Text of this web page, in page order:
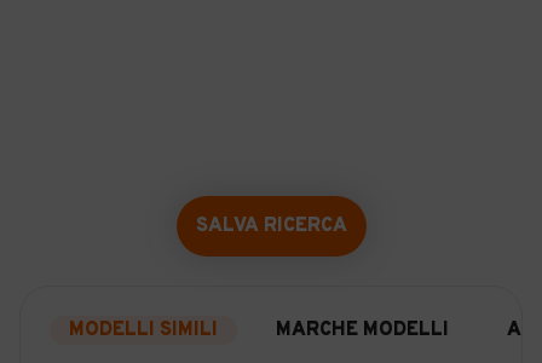
SALVA RICERCA
MODELLI SIMILI MARCHE MODELLI